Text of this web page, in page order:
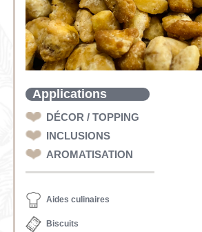
Applications
DÉCOR / TOPPING
INCLUSIONS
AROMATISATION
Aides culinaires
Biscuits